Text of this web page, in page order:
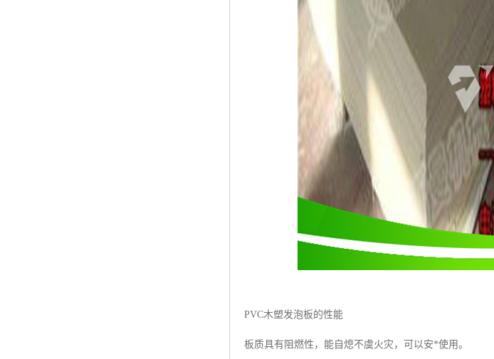
PVC木塑发泡板的性能
板质具有阻燃性，能自熄不虞火灾，可以安*使用。